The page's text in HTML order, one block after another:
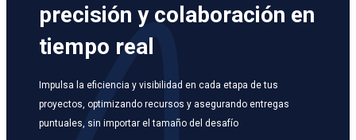
precisión y colaboración en
tiempo real
Impulsa la eficiencia y visibilidad en cada etapa de tus
proyectos, optimizando recursos y asegurando entregas
puntuales, sin importar el tamaño del desafío